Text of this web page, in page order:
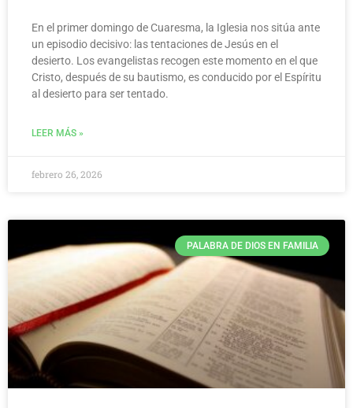
En el primer domingo de Cuaresma, la Iglesia nos sitúa ante
un episodio decisivo: las tentaciones de Jesús en el
desierto. Los evangelistas recogen este momento en el que
Cristo, después de su bautismo, es conducido por el Espíritu
al desierto para ser tentado.
LEER MÁS »
febrero 26, 2026
PALABRA DE DIOS EN FAMILIA